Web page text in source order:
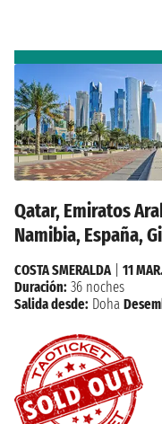
Qatar, Emiratos
Namibia, España,
COSTA SMERALDA| 11
Duración: 36 noches
Salida desde: Doha